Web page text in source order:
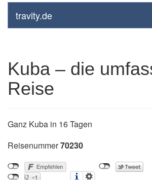
travity.de
Kuba – die
Kuba – die
Reise
Ganz Kuba in 16 Tagen
Reisenummer70230